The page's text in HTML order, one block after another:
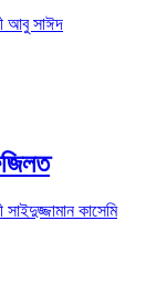
আবু সাঈদ
কাসেমি